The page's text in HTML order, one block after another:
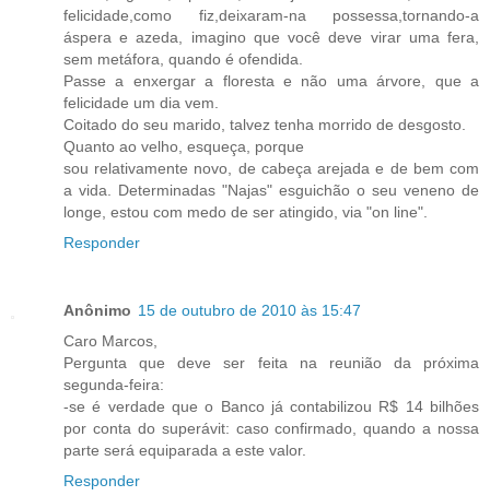
felicidade,como fiz,deixaram-na possessa,tornando-a
áspera e azeda, imagino que você deve virar uma fera,
sem metáfora, quando é ofendida.
Passe a enxergar a floresta e não uma árvore, que a
felicidade um dia vem.
Coitado do seu marido, talvez tenha morrido de desgosto.
Quanto ao velho, esqueça, porque
sou relativamente novo, de cabeça arejada e de bem com
a vida. Determinadas "Najas" esguichão o seu veneno de
longe, estou com medo de ser atingido, via "on line".
Responder
Anônimo 15 de outubro de 2010 às 15:47
Caro Marcos,
Pergunta que deve ser feita na reunião da próxima
segunda-feira:
-se é verdade que o Banco já contabilizou R$ 14 bilhões
por conta do superávit: caso confirmado, quando a nossa
parte será equiparada a este valor.
Responder